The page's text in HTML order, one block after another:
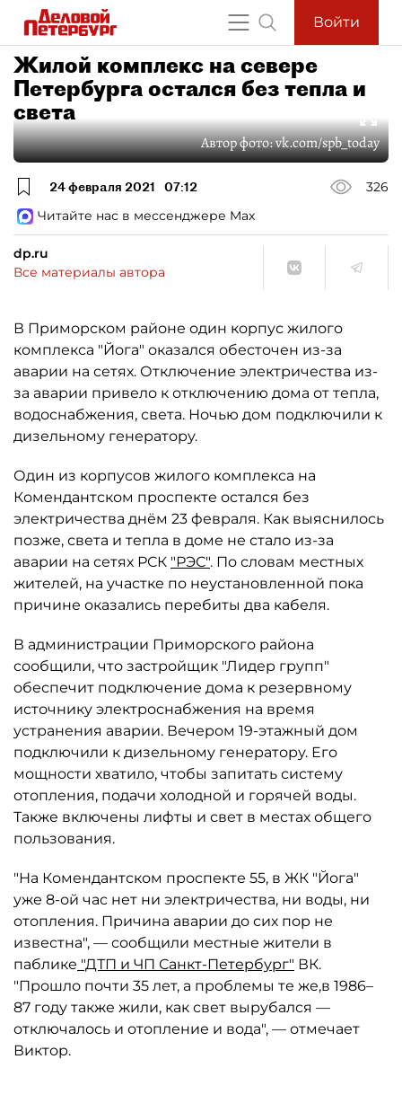
Войти
Жилой комплекс на севере
Петербурга остался без тепла и
света
Автор фото:vk.com/spb_today
24 февраля 2021 07:12
326
Читайте нас в мессенджере Max
dp.ru
Все материалы автора
В Приморском районе один корпус жилого
комплекса "Йога" оказался обесточен из-за
аварии на сетях. Отключение электричества из-
за аварии привело к отключению дома от тепла,
водоснабжения, света. Ночью дом подключили к
дизельному генератору.
Один из корпусов жилого комплекса на
Комендантском проспекте остался без
электричества днём 23 февраля. Как выяснилось
позже, света и тепла в доме не стало из-за
аварии на сетях РСК "РЭС". По словам местных
жителей, на участке по неустановленной пока
причине оказались перебиты два кабеля.
В администрации Приморского района
сообщили, что застройщик "Лидер групп"
обеспечит подключение дома к резервному
источнику электроснабжения на время
устранения аварии. Вечером 19-этажный дом
подключили к дизельному генератору. Его
мощности хватило, чтобы запитать систему
отопления, подачи холодной и горячей воды.
Также включены лифты и свет в местах общего
пользования.
"На Комендантском проспекте 55, в ЖК "Йога"
уже 8-ой час нет ни электричества, ни воды, ни
отопления. Причина аварии до сих пор не
известна", — сообщили местные жители в
паблике "ДТП и ЧП Санкт-Петербург" ВК.
"Прошло почти 35 лет, а проблемы те же,в 1986–
87 году также жили, как свет вырубался —
отключалось и отопление и вода", — отмечает
Виктор.